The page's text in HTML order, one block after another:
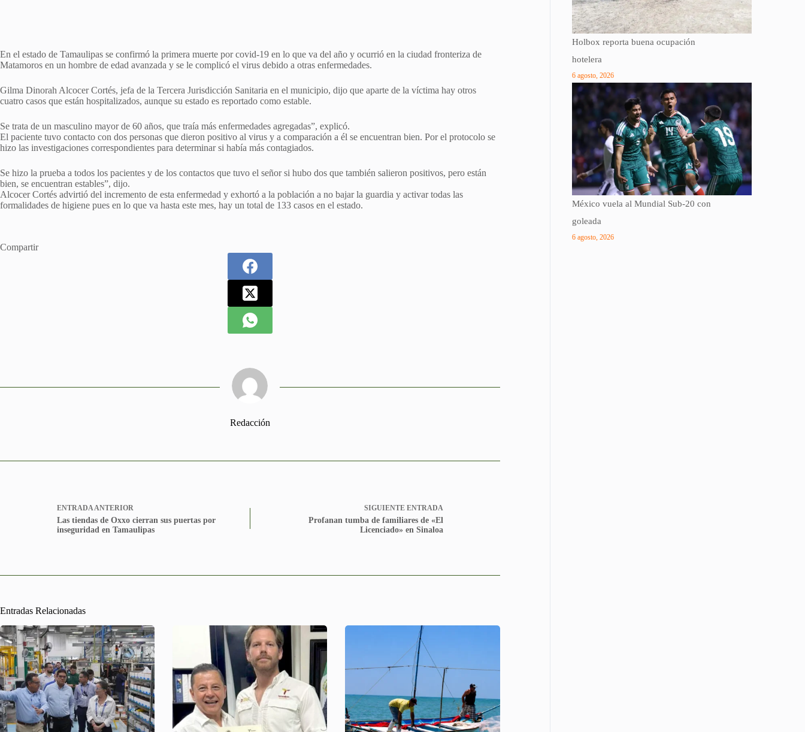
En el estado de Tamaulipas se confirmó la primera muerte por covid-19 en lo que va del año y ocurrió en la ciudad fronteriza de
Matamoros en un hombre de edad avanzada y se le complicó el virus debido a otras enfermedades.
Gilma Dinorah Alcocer Cortés, jefa de la Tercera Jurisdicción Sanitaria en el municipio, dijo que aparte de la víctima hay otros
cuatro casos que están hospitalizados, aunque su estado es reportado como estable.
Se trata de un masculino mayor de 60 años, que traía más enfermedades agregadas”, explicó.
El paciente tuvo contacto con dos personas que dieron positivo al virus y a comparación a él se encuentran bien. Por el protocolo se
hizo las investigaciones correspondientes para determinar si había más contagiados.
Se hizo la prueba a todos los pacientes y de los contactos que tuvo el señor si hubo dos que también salieron positivos, pero están
bien, se encuentran estables”, dijo.
Alcocer Cortés advirtió del incremento de esta enfermedad y exhortó a la población a no bajar la guardia y activar todas las
formalidades de higiene pues en lo que va hasta este mes, hay un total de 133 casos en el estado.
Compartir
Redacción
ENTRADAANTERIOR
Las tiendas de Oxxo cierran sus puertas por
inseguridad en Tamaulipas
SIGUIENTE ENTRADA
Profanan tumba de familiares de «El
Licenciado» en Sinaloa
Entradas Relacionadas
Holbox reporta buena ocupación
hotelera
6 agosto, 2026
México vuela al Mundial Sub-20 con
goleada
6 agosto, 2026